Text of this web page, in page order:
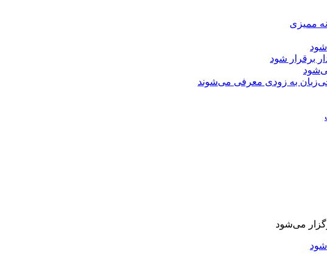
ممیزی
برقرار شود
به زودی معرفی می‌شوند